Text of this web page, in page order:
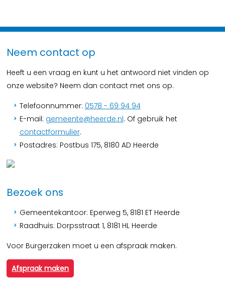
Neem contact op
Heeft u een vraag en kunt u het antwoord niet vinden op
onze website? Neem dan contact met ons op.
Telefoonnummer: 0578 - 69 94 94
E-mail: gemeente@heerde.nl. Of gebruik het
contactformulier.
Postadres: Postbus 175, 8180 AD Heerde
Bezoek ons
Gemeentekantoor: Eperweg 5, 8181 ET Heerde
Raadhuis: Dorpsstraat 1, 8181 HL Heerde
Voor Burgerzaken moet u een afspraak maken.
Afspraak maken